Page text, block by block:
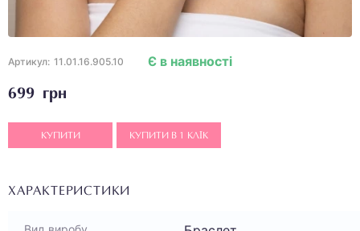
Артикул: 11.01.16.905.10
699 грн
Є в наявності
КУПИТИ КУПИТИ В 1 КЛІК
ХАРАКТЕРИСТИКИ